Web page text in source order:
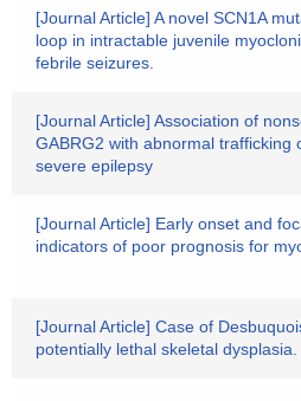
[Journal Article] A novel SCN1A
loop in intractable juvenile
febrile seizures.
[Journal Article] Association of
GABRG2 with abnormal trafficking
severe epilepsy
[Journal Article] Early onset and
indicators of poor prognosis for
[Journal Article] Case of
potentially lethal skeletal dysplasia.